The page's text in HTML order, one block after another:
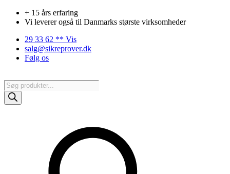
Videre+ 15 års erfaring
Vi leverer også til Danmarks største virksomheder
29 33 62 ** Vis
salg@sikreprover.dk
Følg os
Products
search